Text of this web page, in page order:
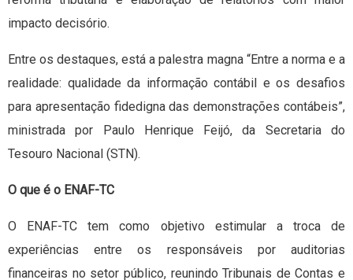
impacto decisório.
Entre os destaques, está a palestra magna “Entre a norma e a
realidade: qualidade da informação contábil e os desafios
para apresentação fidedigna das demonstrações contábeis”,
ministrada por Paulo Henrique Feijó, da Secretaria do
Tesouro Nacional (STN).
O que é o ENAF-TC
O ENAF-TC tem como objetivo estimular a troca de
experiências entre os responsáveis por auditorias
financeiras no setor público, reunindo Tribunais de Contas e